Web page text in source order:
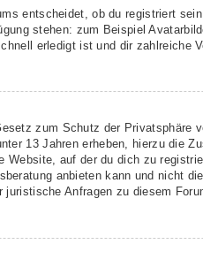
entscheidet, ob du registriert
stehen: zum Beispiel
erledigt ist und dir zahlreiche
zum Schutz der
13 Jahren erheben, hierzu die
auf der du dich zu
anbieten kann und nicht
Anfragen zu diesem